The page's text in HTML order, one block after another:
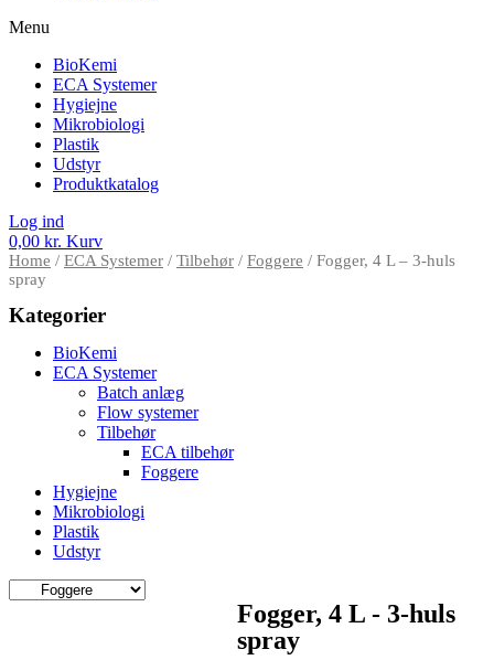
Menu
BioKemi
ECA Systemer
Hygiejne
Mikrobiologi
Plastik
Udstyr
Produktkatalog
Log ind
0,00 kr. Kurv
Home / ECA Systemer / Tilbehør / Foggere / Fogger, 4 L – 3-huls
spray
Kategorier
BioKemi
ECA Systemer
Batch anlæg
Flow systemer
Tilbehør
ECA tilbehør
Foggere
Hygiejne
Mikrobiologi
Plastik
Udstyr
Fogger, 4 L - 3-huls
spray